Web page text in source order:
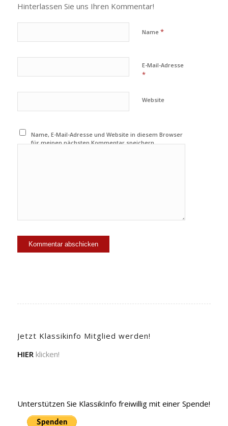
Hinterlassen Sie uns Ihren Kommentar!
Name *
E-Mail-Adresse
*
Website
Name, E-Mail-Adresse und Website in diesem Browser
für meinen nächsten Kommentar speichern.
Jetzt Klassikinfo Mitglied werden!
HIERklicken!
Unterstützen Sie KlassikInfo freiwillig mit einer Spende!